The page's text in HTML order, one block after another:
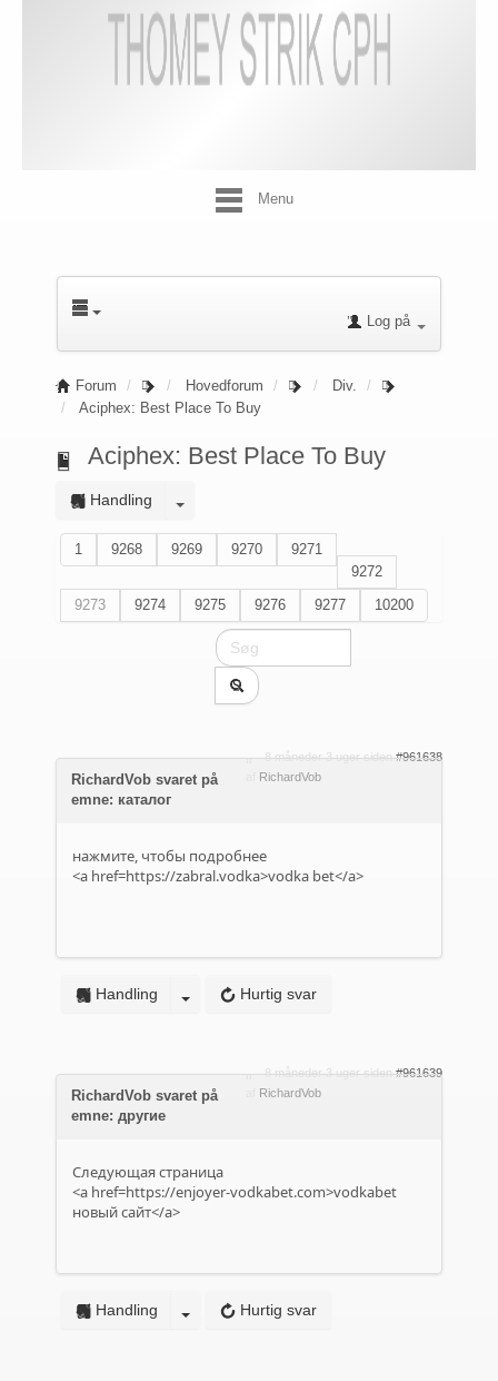
Menu
Log på
Forum Hovedforum
Div.
Aciphex: Best Place To Buy
Aciphex: Best Place To Buy
Handling
1 9268 9269 9270
9271
9272
9273
9274 9275 9276 9277 10200
8 måneder 3 uger siden #961638
RichardVob
RichardVob svaret på
emne: каталог
нажмите, чтобы подробнее
<a href=https://zabral.vodka>vodka bet</a>
Hurtig svar
Handling
8 måneder 3 uger siden #961639
RichardVob
RichardVob svaret på
emne: другие
Следующая страница
<a href=https://enjoyer-vodkabet.com>vodkabet
новый сайт</a>
Hurtig svar
Handling